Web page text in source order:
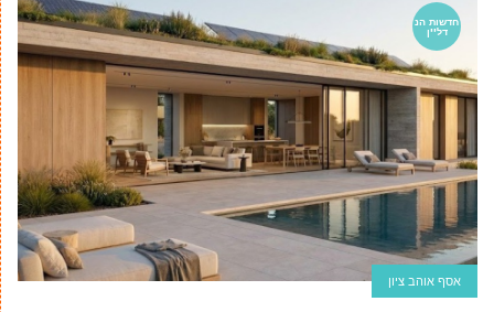
חדשות הנ
דל''ן
אסף אוהב ציון